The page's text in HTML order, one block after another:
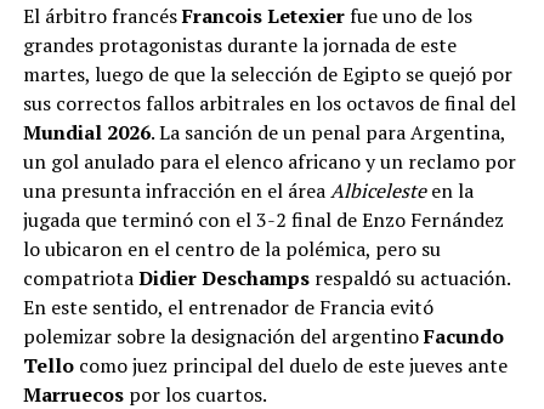
El árbitro francésFrancois Letexierfue uno de los
grandes protagonistas durante la jornada de este
martes, luego de que la selección de Egipto se quejó por
sus correctos fallos arbitrales en los octavos de final del
Mundial 2026. La sanción de un penal para Argentina,
un gol anulado para el elenco africano y un reclamo por
una presunta infracción en el áreaAlbicelesteen la
jugada que terminó con el 3-2 final de Enzo Fernández
lo ubicaron en el centro de la polémica, pero su
compatriotaDidier Deschampsrespaldó su actuación.
En este sentido, el entrenador de Francia evitó
polemizar sobre la designación del argentinoFacundo
Tellocomo juez principal del duelo de este jueves ante
Marruecos por los cuartos.